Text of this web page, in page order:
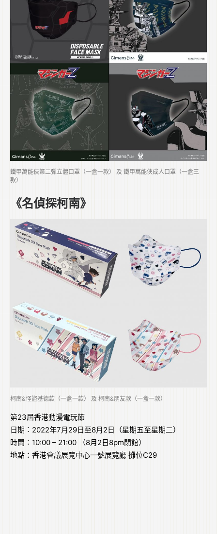
鐵甲萬能俠第二彈立體口罩（一盒一款） 及 鐵甲萬能俠成人口罩（一盒三
款）
《名偵探柯南》
柯南&怪盜基德款（一盒一款） 及 柯南&朋友款（一盒一款）
第23屆香港動漫電玩節
日期︰2022年7月29日至8月2日（星期五至星期二）
時間︰10:00 – 21:00 （8月2日8pm閉館）
地點：香港會議展覽中心一號展覽廳 攤位C29